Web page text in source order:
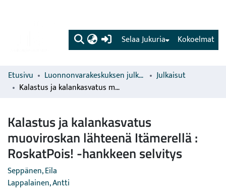
(current) Kokoelmat
Selaa Jukuria
Etusivu Luonnonvarakeskuksen julkaisut
Julkaisut
Kalastus ja kalankasvatus muoviroskan lähteenä Itämerellä : RoskatPois! -hankkeen selvitys
Kalastus ja kalankasvatus
muoviroskan lähteenä Itämerellä :
RoskatPois! -hankkeen selvitys
Seppänen, Eila
Lappalainen, Antti